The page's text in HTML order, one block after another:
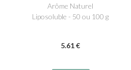
Arôme Naturel
Liposoluble - 50 ou 100 g
5.61 €